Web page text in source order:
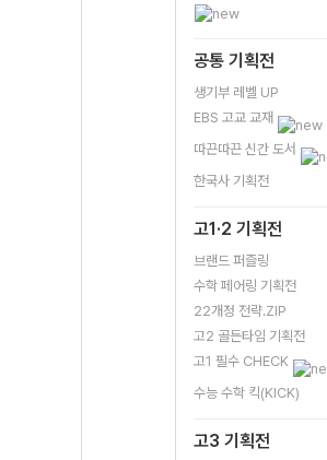
공통 기획전
생기부 레벨 UP
EBS 고교 교재
따끈따끈 신간 도서
한국사 기획전
고1·2 기획전
브랜드 퍼즐링
수학 페어링 기획전
22개정 전략.ZIP
고2 골든타임 기획전
고1 필수 CHECK
수능 수학 킥(KICK)
고3 기획전